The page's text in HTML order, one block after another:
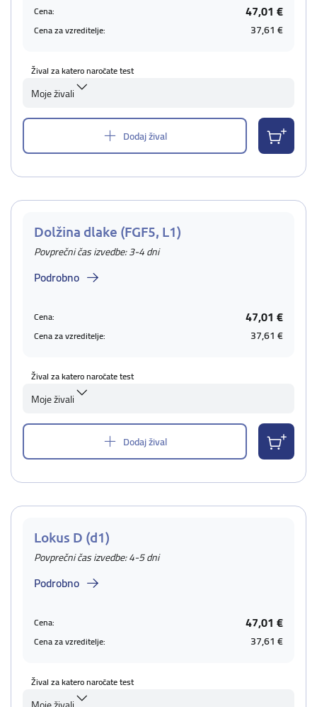
Cena: 47,01 €
Cena za vzreditelje: 37,61 €
Žival za katero naročate test
Moje živali
Dodaj žival
Dolžina dlake (FGF5, L1)
Povprečni čas izvedbe: 3-4 dni
Podrobno
Cena: 47,01 €
Cena za vzreditelje: 37,61 €
Žival za katero naročate test
Moje živali
Dodaj žival
Lokus D (d1)
Povprečni čas izvedbe: 4-5 dni
Podrobno
Cena: 47,01 €
Cena za vzreditelje: 37,61 €
Žival za katero naročate test